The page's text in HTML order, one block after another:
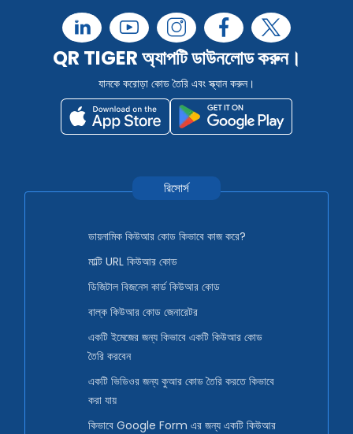
QR TIGER অ্যাপটি ডাউনলোড করুন।
যানকে করোড়া কোড তৈরি এবং স্ক্যান করুন।
রিসোর্স
ডায়নামিক কিউআর কোড কিভাবে কাজ করে?
মাল্টি URL কিউআর কোড
ডিজিটাল বিজনেস কার্ড কিউআর কোড
বাল্ক কিউআর কোড জেনারেটর
একটি ইমেজের জন্য কিভাবে একটি কিউআর কোড
তৈরি করবেন
একটি ভিডিওর জন্য কুআর কোড তৈরি করতে কিভাবে
করা যায়
কিভাবে Google Form এর জন্য একটি কিউআর